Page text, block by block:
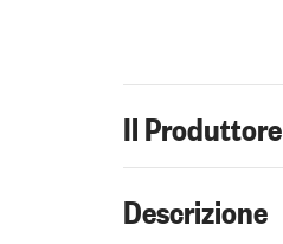
Il Produttore
Descrizione